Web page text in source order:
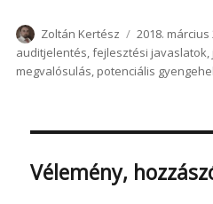
Szerző
Zoltán Kertész Közzétéve
2018.
auditjelentés,fejlesztési javaslatok,
megvalósulás, potenciális
Vélemény,